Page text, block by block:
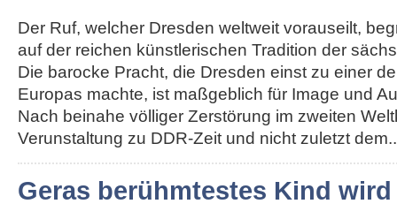
Der Ruf, welcher Dresden weltweit vorauseilt,
auf der reichen künstlerischen Tradition der
Die barocke Pracht, die Dresden einst zu einer
Europas machte, ist maßgeblich für Image und
Nach beinahe völliger Zerstörung im zweiten
Verunstaltung zu DDR-Zeit und nicht zuletzt
Geras berühmtestes Kind wird